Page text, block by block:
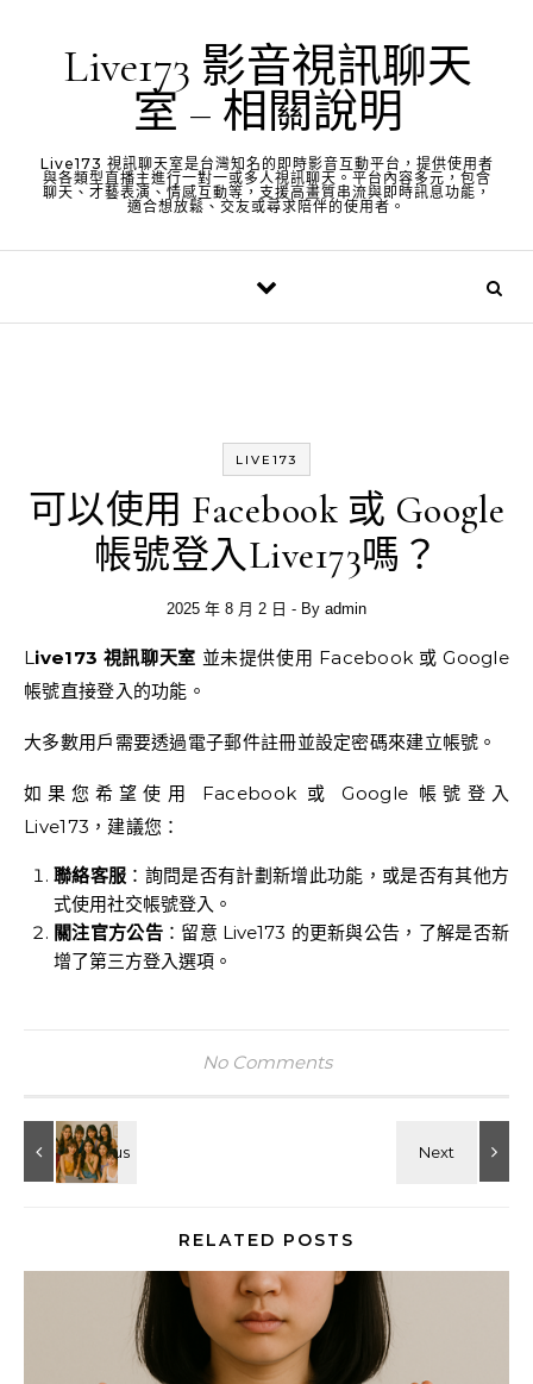
Live173 影音視訊聊天
室 – 相關說明
Live173 視訊聊天室是台灣知名的即時影音互動平台，提供使用者
與各類型直播主進行一對一或多人視訊聊天。平台內容多元，包含
聊天、才藝表演、情感互動等，支援高畫質串流與即時訊息功能，
適合想放鬆、交友或尋求陪伴的使用者。
LIVE173
可以使用 Facebook 或 Google
帳號登入Live173嗎？
2025 年 8 月 2 日 - By admin
Live173 視訊聊天室 並未提供使用 Facebook 或 Google
帳號直接登入的功能。
大多數用戶需要透過電子郵件註冊並設定密碼來建立帳號。
如果您希望使用 Facebook 或 Google 帳號登入
Live173，建議您：
聯絡客服 ：詢問是否有計劃新增此功能，或是否有其他方
式使用社交帳號登入。
關注官方公告：留意 Live173 的更新與公告，了解是否新
增了第三方登入選項。
No Comments
RELATED POSTS